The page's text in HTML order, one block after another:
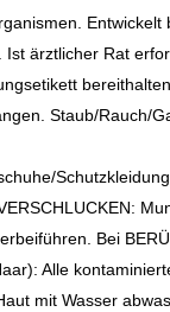
Ist ärztlicher Rat
Staub/Rauch/
Bei
Alle
mit Wasser